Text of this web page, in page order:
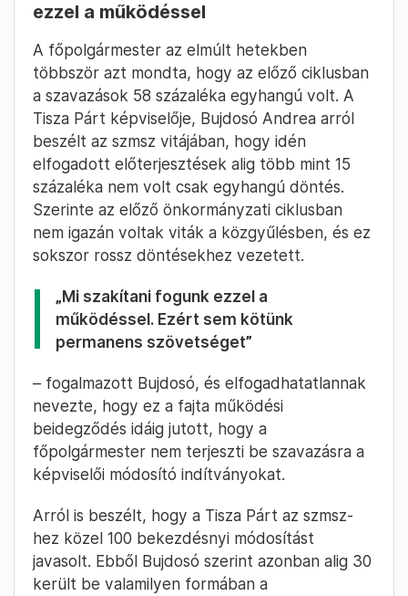
ezzel a működéssel
A főpolgármester az elmúlt hetekben
többször azt mondta, hogy az előző ciklusban
a szavazások 58 százaléka egyhangú volt. A
Tisza Párt képviselője, Bujdosó Andrea arról
beszélt az szmsz vitájában, hogy idén
elfogadott előterjesztések alig több mint 15
százaléka nem volt csak egyhangú döntés.
Szerinte az előző önkormányzati ciklusban
nem igazán voltak viták a közgyűlésben, és ez
sokszor rossz döntésekhez vezetett.
„Mi szakítani fogunk ezzel a
működéssel. Ezért sem kötünk
permanens szövetséget”
– fogalmazott Bujdosó, és elfogadhatatlannak
nevezte, hogy ez a fajta működési
beidegződés idáig jutott, hogy a
főpolgármester nem terjeszti be szavazásra a
képviselői módosító indítványokat.
Arról is beszélt, hogy a Tisza Párt az szmsz-
hez közel 100 bekezdésnyi módosítást
javasolt. Ebből Bujdosó szerint azonban alig 30
került be valamilyen formában a